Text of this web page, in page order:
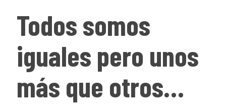
Todos somos
iguales pero unos
más que otros…